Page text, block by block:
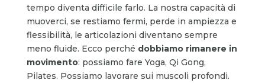
tempo diventa difficile farlo. La nostra capacità di
muoverci, se restiamo fermi, perde in ampiezza e
flessibilità, le articolazioni diventano sempre
meno fluide. Ecco perché dobbiamo rimanere in
movimento: possiamo fare Yoga, Qi Gong,
Pilates. Possiamo lavorare sui muscoli profondi.